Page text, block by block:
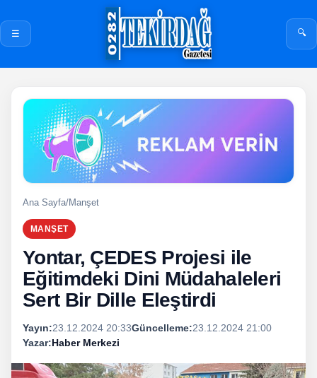
☰ 🔍
Ana Sayfa/Manşet
MANŞET
Yontar, ÇEDES Projesi ile
Eğitimdeki Dini Müdahaleleri
Sert Bir Dille Eleştirdi
Yayın:23.12.2024 20:33Güncelleme:23.12.2024 21:00
Yazar:Haber Merkezi